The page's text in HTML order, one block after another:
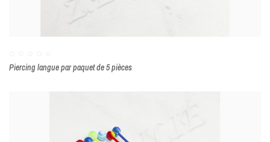
Piercing langue par paquet de 5 pièces